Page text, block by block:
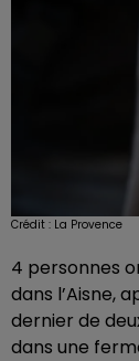
Crédit : La Provence
4 personnes
dans l’Aisne,
dernier de
dans une